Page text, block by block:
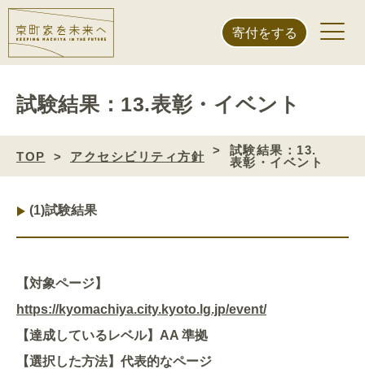
寄付をする
試験結果：13.表彰・イベント
TOP アクセシビリティ方針
試験結果：13.
表彰・イベント
(1)試験結果
【対象ページ】
https://kyomachiya.city.kyoto.lg.jp/event/
【達成しているレベル】AA 準拠
【選択した方法】代表的なページ